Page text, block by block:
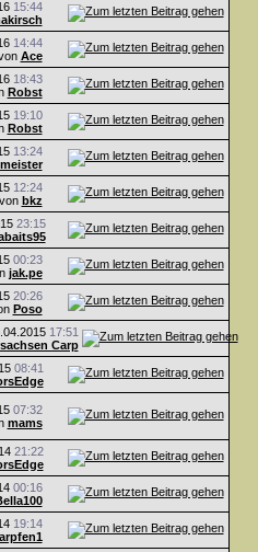
15:44
14:44
Ace
18:43
Robst
19:10
Robst
13:24
meister
12:24
von bkz
23:15
00:23
jak.pe
20:26
Poso
17:51
Carp
08:41
07:32
mams
21:22
00:16
19:14